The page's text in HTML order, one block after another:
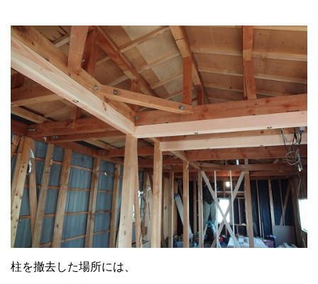
柱を撤去した場所には、